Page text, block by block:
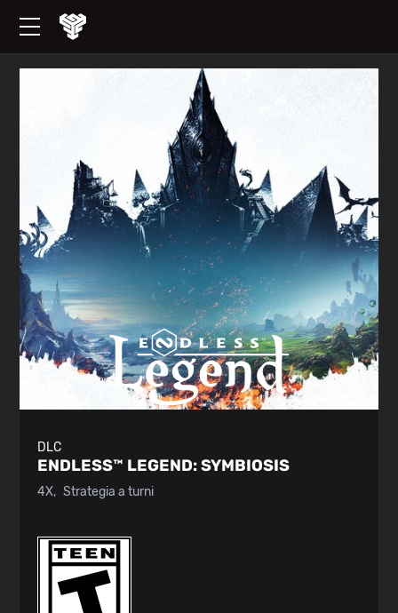
DLC
ENDLESS™ LEGEND:SYMBIOSIS
4X Strategia a turni